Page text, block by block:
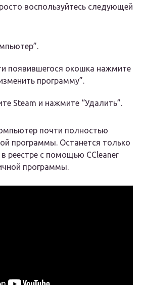
воспользуйтесь следующей
появившегося окошка нажмите
программу”.
Steam и нажмите “Удалить”.
почти полностью
программы. Останется только
в реестре с помощью CCleaner
программы.